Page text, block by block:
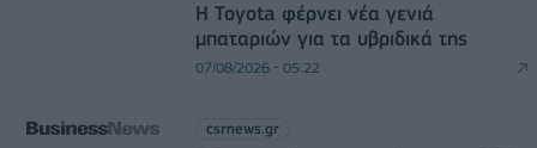
Η Toyota φέρνει νέα γενιά
μπαταριών για τα υβριδικά της
07/08/2026 - 05:22
csrnews.gr